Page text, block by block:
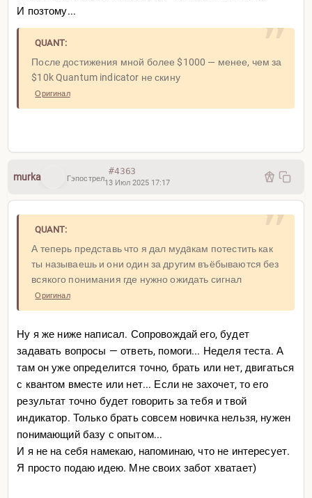
И позтому...
QUANT:
После достижения мной более $1000 — менее, чем за
$10k Quantum indicator не скину
Оригинал
murka Гэпострел
#4363
13 Июл 2025 17:17
QUANT:
А теперь представь что я дал мудaкам потестить как
ты называешь и они один за другим въёбываются без
всякого понимания где нужно ожидать сигнал
Оригинал
Ну я же ниже написал. Сопровождай его, будет
задавать вопросы — ответь, помоги... Неделя теста. А
там он уже определится точно, брать или нет, двигаться
с квантом вместе или нет... Если не захочет, то его
результат точно будет говорить за тебя и твой
индикатор. Только брать совсем новичка нельзя, нужен
понимающий базу с опытом...
И я не на себя намекаю, напоминаю, что не интересует.
Я просто подаю идею. Мне своих забот хватает)